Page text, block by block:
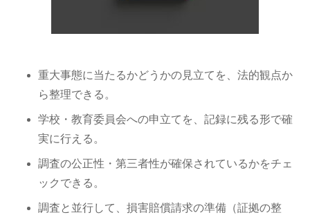
重大事態に当たるかどうかの見立てを、法的観点か
ら整理できる。
学校・教育委員会への申立てを、記録に残る形で確
実に行える。
調査の公正性・第三者性が確保されているかをチェ
ックできる。
調査と並行して、損害賠償請求の準備（証拠の整